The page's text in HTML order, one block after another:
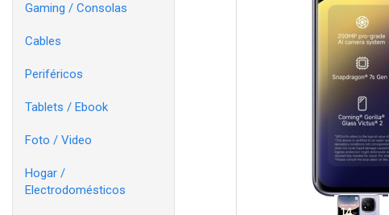
Gaming / Consolas
Cables
Periféricos
Tablets / Ebook
Foto / Video
Hogar /
Electrodomésticos